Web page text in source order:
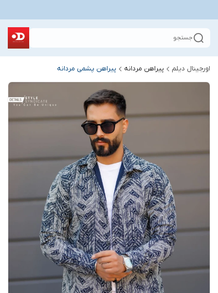
جستجو
اورجینال دیلم پیراهن مردانه پیراهن پشمی مردانه